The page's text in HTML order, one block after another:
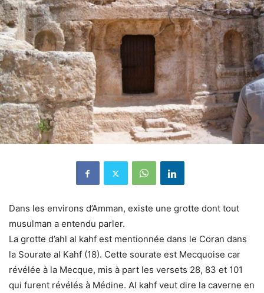
Dans les environs d’Amman, existe une grotte dont tout
musulman a entendu parler.
La grotte d’ahl al kahf est mentionnée dans le Coran dans
la Sourate al Kahf (18). Cette sourate est Mecquoise car
révélée à la Mecque, mis à part les versets 28, 83 et 101
qui furent révélés à Médine. Al kahf veut dire la caverne en